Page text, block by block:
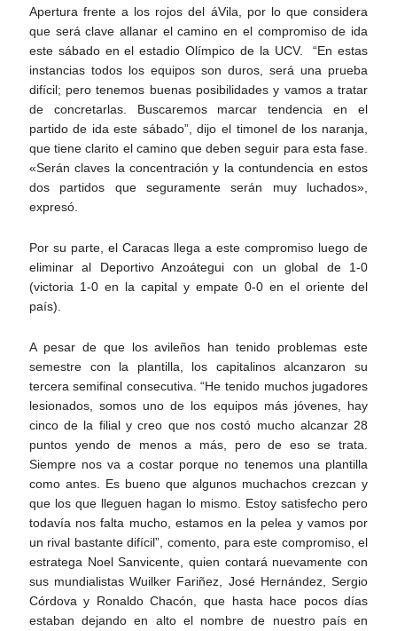
Apertura frente a los rojos del áVila, por lo que considera
que será clave allanar el camino en el compromiso de ida
este sábado en el estadio Olímpico de la UCV. “En estas
instancias todos los equipos son duros, será una prueba
difícil; pero tenemos buenas posibilidades y vamos a tratar
de concretarlas. Buscaremos marcar tendencia en el
partido de ida este sábado”, dijo el timonel de los naranja,
que tiene clarito el camino que deben seguir para esta fase.
«Serán claves la concentración y la contundencia en estos
dos partidos que seguramente serán muy luchados»,
expresó.
Por su parte, el Caracas llega a este compromiso luego de
eliminar al Deportivo Anzoátegui con un global de 1-0
(victoria 1-0 en la capital y empate 0-0 en el oriente del
país).
A pesar de que los avileños han tenido problemas este
semestre con la plantilla, los capitalinos alcanzaron su
tercera semifinal consecutiva. “He tenido muchos jugadores
lesionados, somos uno de los equipos más jóvenes, hay
cinco de la filial y creo que nos costó mucho alcanzar 28
puntos yendo de menos a más, pero de eso se trata.
Siempre nos va a costar porque no tenemos una plantilla
como antes. Es bueno que algunos muchachos crezcan y
que los que lleguen hagan lo mismo. Estoy satisfecho pero
todavía nos falta mucho, estamos en la pelea y vamos por
un rival bastante difícil”, comento, para este compromiso, el
estratega Noel Sanvicente, quien contará nuevamente con
sus mundialistas Wuilker Fariñez, José Hernández, Sergio
Córdova y Ronaldo Chacón, que hasta hace pocos días
estaban dejando en alto el nombre de nuestro país en